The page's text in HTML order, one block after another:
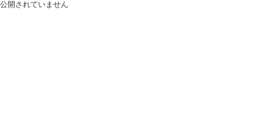
公開されていません